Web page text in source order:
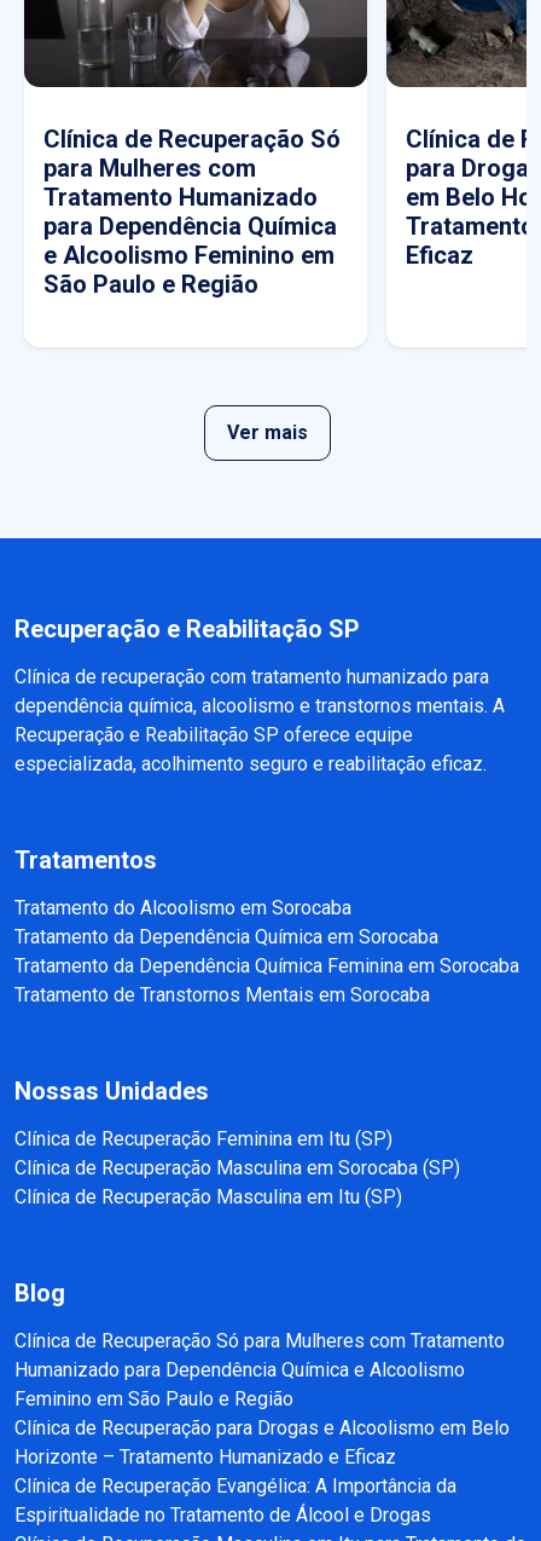
Clínica de Recuperação Só
para Mulheres com
Tratamento Humanizado
para Dependência Química
e Alcoolismo Feminino em
São Paulo e Região
Clínica de
para
em Belo
Tratamento
Eficaz
Ver mais
Recuperação e Reabilitação SP
Clínica de recuperação com tratamento humanizado para
dependência química, alcoolismo e transtornos mentais. A
Recuperação e Reabilitação SP oferece equipe
especializada, acolhimento seguro e reabilitação eficaz.
Tratamentos
Tratamento do Alcoolismo em Sorocaba
Tratamento da Dependência Química em Sorocaba
Tratamento da Dependência Química Feminina em Sorocaba
Tratamento de Transtornos Mentais em Sorocaba
Nossas Unidades
Clínica de Recuperação Feminina em Itu (SP)
Clínica de Recuperação Masculina em Sorocaba (SP)
Clínica de Recuperação Masculina em Itu (SP)
Blog
Clínica de Recuperação Só para Mulheres com Tratamento
Humanizado para Dependência Química e Alcoolismo
Feminino em São Paulo e Região
Clínica de Recuperação para Drogas e Alcoolismo em Belo
Horizonte – Tratamento Humanizado e Eficaz
Clínica de Recuperação Evangélica: A Importância da
Espiritualidade no Tratamento de Álcool e Drogas